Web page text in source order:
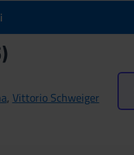
, Vittorio Schweiger